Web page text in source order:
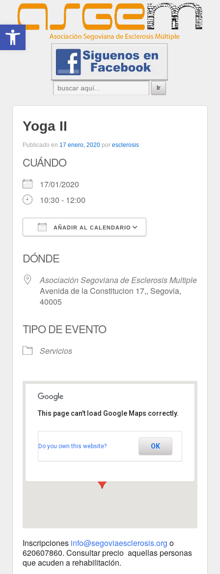
Abrir barra de herramientas
Yoga II
Publicado en 17 enero, 2020 por esclerosis
CUÁNDO
17/01/2020
10:30 - 12:00
AÑADIR AL CALENDARIO
DÓNDE
Asociación Segoviana de Esclerosis Multiple
Avenida de la Constitucion 17,, Segovia,
40005
TIPO DE EVENTO
Servicios
Esclerosis Multiple
Segovia
This page can't load Google Maps correctly.
Do you own this website? OK
Inscripciones info@segoviaesclerosis.org o
620607860. Consultar precio aquellas personas
que acuden a rehabilitación.